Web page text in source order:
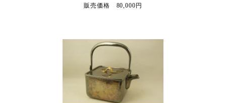
販売価格 80,000円